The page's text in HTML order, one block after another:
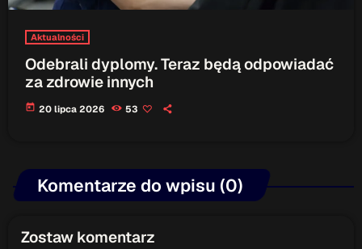
Aktualności
Odebrali dyplomy. Teraz będą odpowiadać
za zdrowie innych
today 20 lipca 2026 53
Komentarze do wpisu (0)
Zostaw komentarz